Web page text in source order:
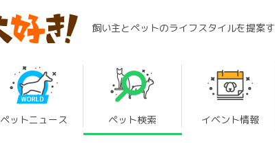
飼い主とペットのライフスタイルを提案
ペットニュース ペット検索 イベント情報